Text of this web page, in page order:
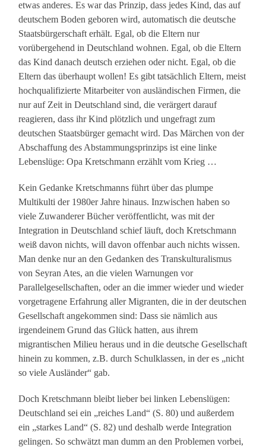
etwas anderes. Es war das Prinzip, dass jedes Kind, das auf
deutschem Boden geboren wird, automatisch die deutsche
Staatsbürgerschaft erhält. Egal, ob die Eltern nur
vorübergehend in Deutschland wohnen. Egal, ob die Eltern
das Kind danach deutsch erziehen oder nicht. Egal, ob die
Eltern das überhaupt wollen! Es gibt tatsächlich Eltern, meist
hochqualifizierte Mitarbeiter von ausländischen Firmen, die
nur auf Zeit in Deutschland sind, die verärgert darauf
reagieren, dass ihr Kind plötzlich und ungefragt zum
deutschen Staatsbürger gemacht wird. Das Märchen von der
Abschaffung des Abstammungsprinzips ist eine linke
Lebenslüge: Opa Kretschmann erzählt vom Krieg …
Kein Gedanke Kretschmanns führt über das plumpe
Multikulti der 1980er Jahre hinaus. Inzwischen haben so
viele Zuwanderer Bücher veröffentlicht, was mit der
Integration in Deutschland schief läuft, doch Kretschmann
weiß davon nichts, will davon offenbar auch nichts wissen.
Man denke nur an den Gedanken des Transkulturalismus
von Seyran Ates, an die vielen Warnungen vor
Parallelgesellschaften, oder an die immer wieder und wieder
vorgetragene Erfahrung aller Migranten, die in der deutschen
Gesellschaft angekommen sind: Dass sie nämlich aus
irgendeinem Grund das Glück hatten, aus ihrem
migrantischen Milieu heraus und in die deutsche Gesellschaft
hinein zu kommen, z.B. durch Schulklassen, in der es „nicht
so viele Ausländer“ gab.
Doch Kretschmann bleibt lieber bei linken Lebenslügen:
Deutschland sei ein „reiches Land“ (S. 80) und außerdem
ein „starkes Land“ (S. 82) und deshalb werde Integration
gelingen. So schwätzt man dumm an den Problemen vorbei,